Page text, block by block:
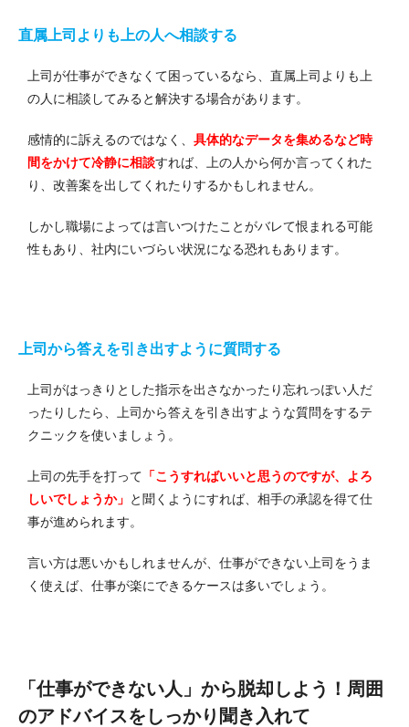
直属上司よりも上の人へ相談する
上司が仕事ができなくて困っているなら、直属上司よりも上
の人に相談してみると解決する場合があります。
感情的に訴えるのではなく、 具体的なデータを集めるなど時
間をかけて冷静に相談すれば、上の人から何か言ってくれた
り、改善案を出してくれたりするかもしれません。
しかし職場によっては言いつけたことがバレて恨まれる可能
性もあり、社内にいづらい状況になる恐れもあります。
上司から答えを引き出すように質問する
上司がはっきりとした指示を出さなかったり忘れっぽい人だ
ったりしたら、上司から答えを引き出すような質問をするテ
クニックを使いましょう。
上司の先手を打って 「こうすればいいと思うのですが、よろ
しいでしょうか」 と聞くようにすれば、相手の承認を得て仕
事が進められます。
言い方は悪いかもしれませんが、仕事ができない上司をうま
く使えば、仕事が楽にできるケースは多いでしょう。
「仕事ができない人」から脱却しよう！周囲
のアドバイスをしっかり聞き入れて